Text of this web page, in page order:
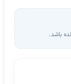
باشد.